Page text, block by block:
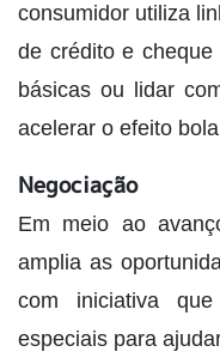
consumidor utiliza
de crédito e
básicas ou lidar
acelerar o efeito
Negociação
Em meio ao
amplia as
com iniciativa
especiais para